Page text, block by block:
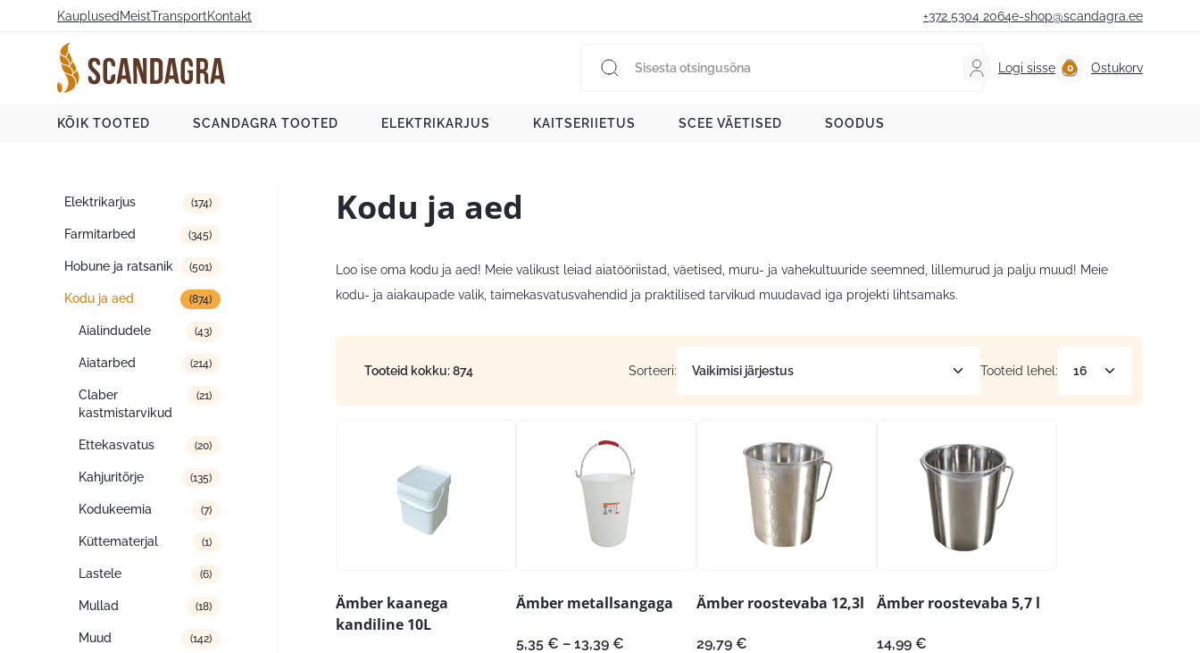
Kauplused MeistTransportKontakt +372 5304 2064e-shop@scandagra.ee
Logi sisse Ostukorv
KÕIK TOOTED SCANDAGRA TOOTED ELEKTRIKARJUS KAITSERIIETUS SCEE VÄETISED SOODUS
Tootekategooriad
Elektrikarjus (174)
Farmitarbed (345)
Hobune ja ratsanik (501)
Kodu ja aed (874)
Aialindudele (43)
Aiatarbed (214)
Claber
kastmistarvikud
(21)
Ettekasvatus (20)
Kahjuritõrje (135)
Kodukeemia (7)
Küttematerjal (1)
Lastele (6)
Mullad (18)
Muud (142)
Kodu ja aed
Loo ise oma kodu ja aed! Meie valikust leiad aiatööriistad, väetised, muru- ja vahekultuuride seemned, lillemurud ja palju muud! Meie
kodu- ja aiakaupade valik, taimekasvatusvahendid ja praktilised tarvikud muudavad iga projekti lihtsamaks.
Tooteid kokku: 874 Sorteeri: Tooteid lehel:
Ämber kaanega
kandiline 10L
Ämber metallsangaga
5,35 € – 13,39 € Hinnavahemik:
Ämber roostevaba 12,3l
29,79 €
Ämber roostevaba 5,7 l
14,99 €